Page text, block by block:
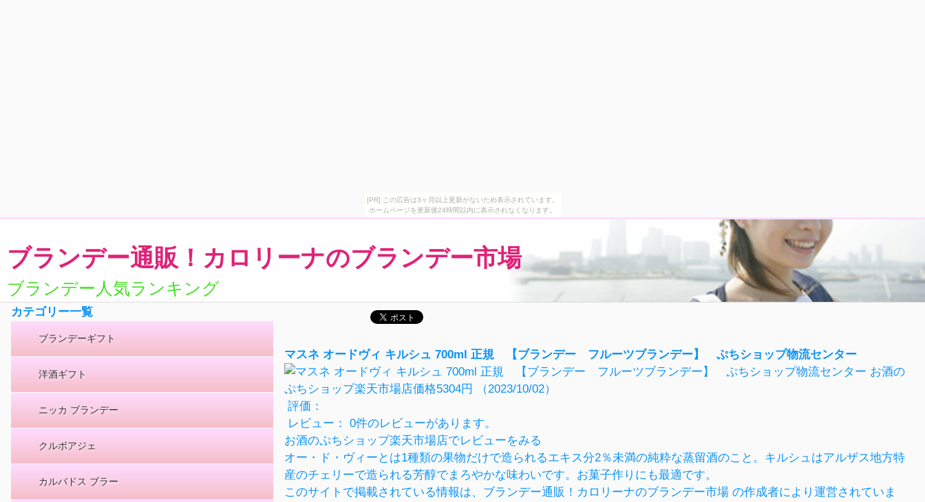
[PR] この広告は3ヶ月以上更新がないため表示されています。
ホームページを更新後24時間以内に表示されなくなります。
ブランデー通販！カロリーナのブランデー市場
ブランデー人気ランキング
マスネ オードヴィ キルシュ 700ml 正規 【ブランデー フルーツブランデー】 ぷちショップ物流センター
お酒の
ぷちショップ楽天市場店価格5304円 （2023/10/02）
評価：
レビュー： 0件のレビューがあります。
お酒のぷちショップ楽天市場店でレビューをみる
オー・ド・ヴィーとは1種類の果物だけで造られるエキス分2％未満の純粋な蒸留酒のこと。キルシュはアルザス地方特
産のチェリーで造られる芳醇でまろやかな味わいです。お菓子作りにも最適です。
このサイトで掲載されている情報は、ブランデー通販！カロリーナのブランデー市場 の作成者により運営されていま
カテゴリー一覧
ブランデーギフト
洋酒ギフト
ニッカ ブランデー
クルボアジェ
カルバドス ブラー